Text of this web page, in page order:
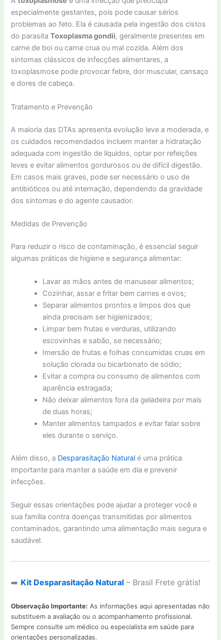
especialmente gestantes, pois pode causar sérios
problemas ao feto. Ela é causada pela ingestão dos cistos
do parasitaToxoplasma gondii, geralmente presentes em
carne de boi ou carne crua ou mal cozida. Além dos
sintomas clássicos de infecções alimentares, a
toxoplasmose pode provocar febre, dor muscular, cansaço
e dores de cabeça.
Tratamento e Prevenção
A maioria das DTAs apresenta evolução leve a moderada, e
os cuidados recomendados incluem manter a hidratação
adequada com ingestão de líquidos, optar por refeições
leves e evitar alimentos gordurosos ou de difícil digestão.
Em casos mais graves, pode ser necessário o uso de
antibióticos ou até internação, dependendo da gravidade
dos sintomas e do agente causador.
Medidas de Prevenção
Para reduzir o risco de contaminação, é essencial seguir
algumas práticas de higiene e segurança alimentar:
Lavar as mãos antes de manusear alimentos;
Cozinhar, assar e fritar bem carnes e ovos;
Separar alimentos prontos e limpos dos que
ainda precisam ser higienizados;
Limpar bem frutas e verduras, utilizando
escovinhas e sabão, se necessário;
Imersão de frutas e folhas consumidas cruas em
solução clorada ou bicarbonato de sódio;
Evitar a compra ou consumo de alimentos com
aparência estragada;
Não deixar alimentos fora da geladeira por mais
de duas horas;
Manter alimentos tampados e evitar falar sobre
eles durante o serviço.
Além disso, a Desparasitação Natural é uma prática
importante para manter a saúde em dia e prevenir
infecções.
Seguir essas orientações pode ajudar a proteger você e
sua família contra doenças transmitidas por alimentos
contaminados, garantindo uma alimentação mais segura e
saudável.
➡️ Kit Desparasitação Natural – Brasil Frete grátis!
Observação Importante: As informações aqui apresentadas não
substituem a avaliação ou o acompanhamento profissional.
Sempre consulte um médico ou especialista em saúde para
orientações personalizadas.